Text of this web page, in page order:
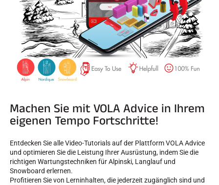
Machen Sie mit VOLA Advice in Ihrem
eigenen Tempo Fortschritte!
Entdecken Sie alle Video-Tutorials auf der Plattform VOLA Advice
und optimieren Sie die Leistung Ihrer Ausrüstung, indem Sie die
richtigen Wartungstechniken für Alpinski, Langlauf und
Snowboard erlernen.
Profitieren Sie von Lerninhalten, die jederzeit zugänglich sind und